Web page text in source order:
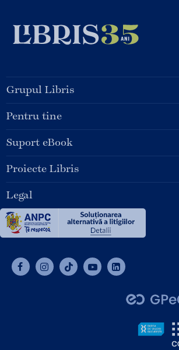
Grupul Libris
Pentru tine
Suport eBook
Proiecte Libris
Legal